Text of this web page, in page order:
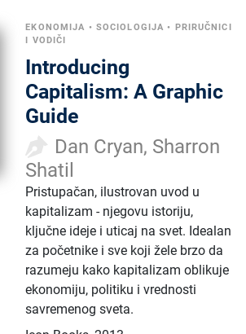
EKONOMIJA • SOCIOLOGIJA • PRIRUČNICI
I VODIČI
Introducing
Capitalism: A Graphic
Guide
Dan Cryan, Sharron
Shatil
Pristupačan, ilustrovan uvod u
kapitalizam - njegovu istoriju,
ključne ideje i uticaj na svet. Idealan
za početnike i sve koji žele brzo da
razumeju kako kapitalizam oblikuje
ekonomiju, politiku i vrednosti
savremenog sveta.